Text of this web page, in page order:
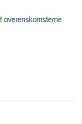
overenskomsterne